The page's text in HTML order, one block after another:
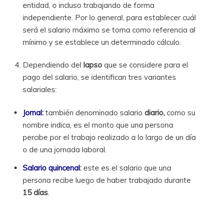
entidad, o incluso trabajando de forma
independiente. Por lo general, para establecer cuál
será el salario máximo se toma como referencia al
mínimo y se establece un determinado cálculo.
Dependiendo del lapso que se considere para el
pago del salario, se identifican tres variantes
salariales:
Jornal: también denominado salariodiario, como su
nombre indica, es el monto que una persona
percibe por el trabajo realizado a lo largo de un día
o de una jornada laboral.
Salario quincenal: este es el salario que una
persona recibe luego de haber trabajado durante
15 días.